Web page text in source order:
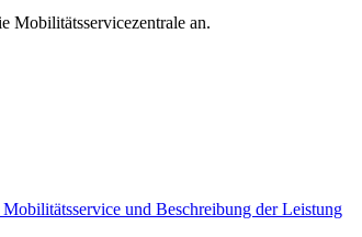
Mobilitätsservicezentrale an.
und Beschreibung der Leistung